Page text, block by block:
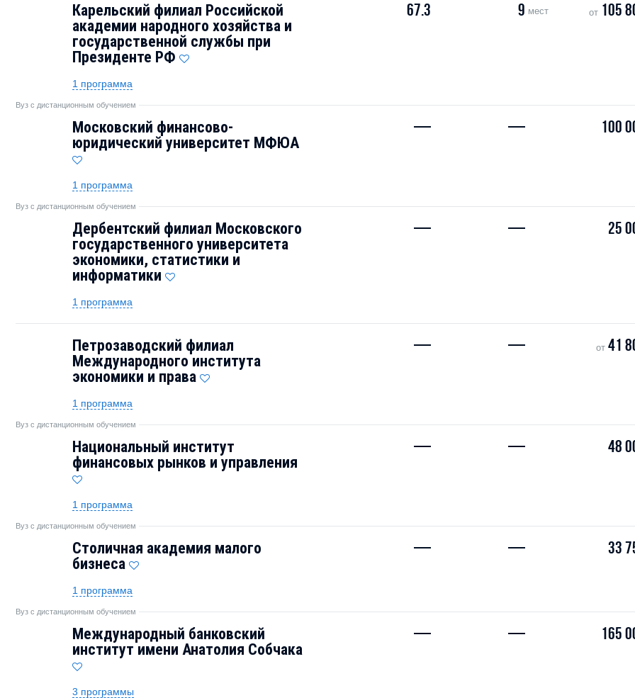
Карельский филиал Российской
академии народного хозяйства и
государственной службы при
Президенте РФ
67.3 9 мест от 105
1 программа
Вуз с дистанционным обучением
Московский финансово-
юридический университет МФЮА
— — 100
1 программа
Вуз с дистанционным обучением
Дербентский филиал Московского
государственного университета
экономики, статистики и
информатики
— — 25
1 программа
Петрозаводский филиал
Международного института
экономики и права
— — от 41
1 программа
Вуз с дистанционным обучением
Национальный институт
финансовых рынков и управления
— — 48
1 программа
Вуз с дистанционным обучением
Столичная академия малого
бизнеса
— — 33
1 программа
Вуз с дистанционным обучением
Международный банковский
институт имени Анатолия Собчака
— — 165
3 программы